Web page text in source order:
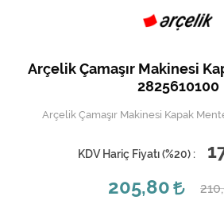
Musluk
Soğutma Sistemleri
Şofben ve
Arçelik Çamaşır Makinesi
2825610100
Arçelik Çamaşır Makinesi Kapak
KDV Hariç Fiyatı (%20) :
205,80